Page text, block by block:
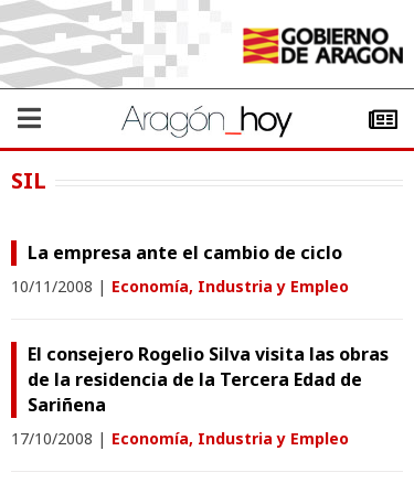
SIL
La empresa ante el cambio de ciclo
10/11/2008 | Economía, Industria y Empleo
El consejero Rogelio Silva visita las obras
de la residencia de la Tercera Edad de
Sariñena
17/10/2008 | Economía, Industria y Empleo